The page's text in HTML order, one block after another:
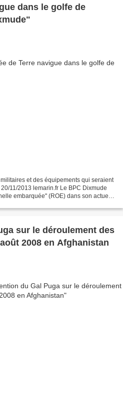
dans le golfe de
et des équipements qui seraient
11/2013 lemarin.fr Le BPC Dixmude
embarquée" (ROE) dans son actuel
sur le déroulement des
2008 en Afghanistan